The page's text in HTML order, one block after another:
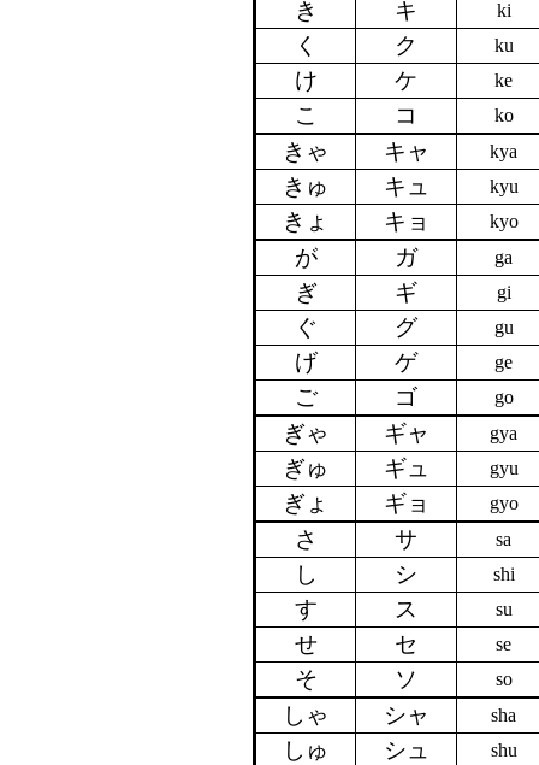
き キ ki
く ク ku
け ケ ke
こ コ ko
きゃ キャ kya
きゅ キュ kyu
きょ キョ kyo
が ガ ga
ぎ ギ gi
ぐ グ gu
げ ゲ ge
ご ゴ go
ぎゃ ギャ gya
ぎゅ ギュ gyu
ぎょ ギョ gyo
さ サ sa
し シ shi
す ス su
せ セ se
そ ソ so
しゃ シャ sha
しゅ シュ shu